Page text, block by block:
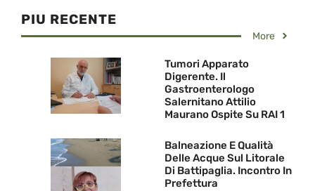
PIU RECENTE
More
Tumori Apparato
Digerente. Il
Gastroenterologo
Salernitano Attilio
Maurano Ospite Su RAI 1
Balneazione E Qualità
Delle Acque Sul Litorale
Di Battipaglia. Incontro In
Prefettura